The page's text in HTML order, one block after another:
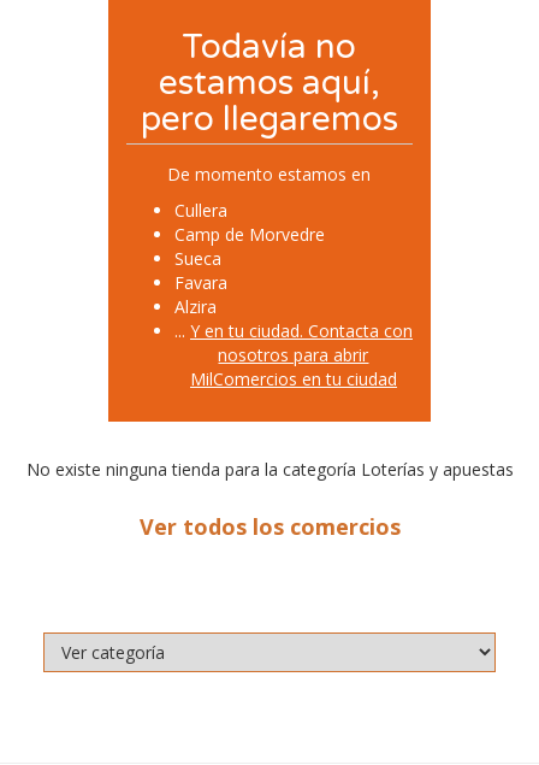
Todavía no
estamos aquí,
pero llegaremos
De momento estamos en
Cullera
Camp de Morvedre
Sueca
Favara
Alzira
... Y en tu ciudad. Contacta con
nosotros para abrir
MilComercios en tu ciudad
No existe ninguna tienda para la categoría Loterías y apuestas
Ver todos los comercios